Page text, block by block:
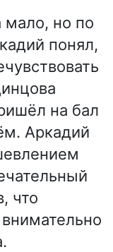
мало, но по
понял,
на бал
Аркадий
что